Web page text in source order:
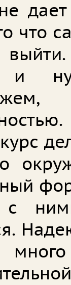
дает
что
выйти.
и
с